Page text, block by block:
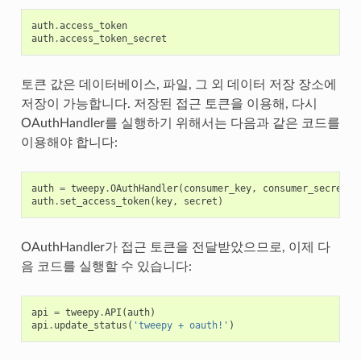
auth.access_token
auth.access_token_secret
토큰 값은 데이터베이스, 파일, 그 외 데이터 저장 장소에
저장이 가능합니다. 저장된 접근 토큰을 이용해, 다시
OAuthHandler를 실행하기 위해서는 다음과 같은 코드를
이용해야 합니다:
auth = tweepy.OAuthHandler( consumer_key, consumer_secret
auth. set_access_token( key, secret )
OAuthHandler가 접근 토큰을 전달받았으므로, 이제 다
음 코드를 실행할 수 있습니다:
api = tweepy.API (auth)
api. update_status ( 'tweepy + oauth!' )